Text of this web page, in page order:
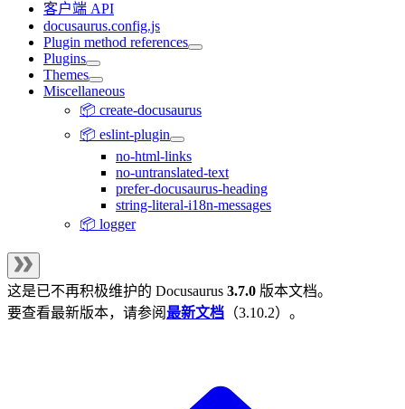
客户端 API
docusaurus.config.js
Plugin method references
Plugins
Themes
Miscellaneous
📦 create-docusaurus
📦 eslint-plugin
no-html-links
no-untranslated-text
prefer-docusaurus-heading
string-literal-i18n-messages
📦 logger
这是已不再积极维护的 Docusaurus 3.7.0 版本文档。
要查看最新版本，请参阅最新文档 （3.10.2）。